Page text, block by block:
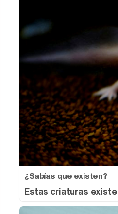
¿Sabías que existen?
Estas criaturas